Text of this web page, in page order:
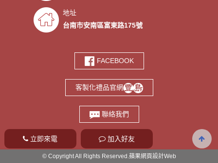
．水晶滴膠氣囊支架製作
．客製氣囊手機支架 - 2019/06/18
．鑰匙圈少量客製印刷歡迎打樣‎ - 2019/05/10
．鑰匙圈客製化專家 - 2019/05/10
．台南螢幕擦拭貼製造廠商‎ - 2019/05/07
．選舉宣傳造勢擦拭貼訂做 - 2019/05/06
．伸縮氣囊手機支架客製 - 2019/04/18
地址
台南市安南區富東路175號
FACEBOOK
客製化禮品官網
聯絡我們
© Copyright All Rights Reserved. 蘋果網頁設計Web
立即來電 加入好友